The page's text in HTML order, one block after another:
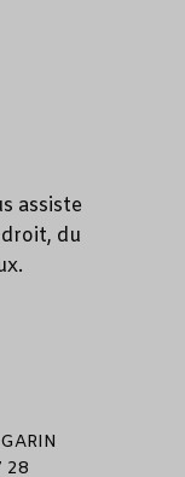
assiste
du
28